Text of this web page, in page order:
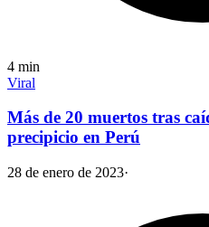
4 min
Viral
Más de 20 muertos tras
precipicio en Perú
28 de enero de 2023·